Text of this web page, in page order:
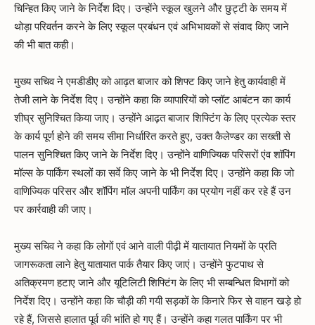
चिन्हित किए जाने के निर्देश दिए। उन्होंने स्कूल खुलने और छुट्टी के समय में
थोड़ा परिवर्तन करने के लिए स्कूल प्रबंधन एवं अभिभावकों से संवाद किए जाने
की भी बात कही।
मुख्य सचिव ने एमडीडीए को आढ़त बाजार को शिफ्ट किए जाने हेतु कार्यवाही में
तेजी लाने के निर्देश दिए। उन्होंने कहा कि व्यापारियों को प्लॉट आबंटन का कार्य
शीघ्र सुनिश्चित किया जाए। उन्होंने आढ़त बाजार शिफ्टिंग के लिए प्रत्येक स्तर
के कार्य पूर्ण होने की समय सीमा निर्धारित करते हुए, उक्त कैलेण्डर का सख्ती से
पालन सुनिश्चित किए जाने के निर्देश दिए। उन्होंने वाणिज्यिक परिसरों एंव शॉपिंग
मॉल्स के पार्किंग स्थलों का सर्वे किए जाने के भी निर्देश दिए। उन्होंने कहा कि जो
वाणिज्यिक परिसर और शॉपिंग मॉल अपनी पार्किंग का प्रयोग नहीं कर रहे हैं उन
पर कार्रवाही की जाए।
मुख्य सचिव ने कहा कि लोगों एवं आने वाली पीढ़ी में यातायात नियमों के प्रति
जागरूकता लाने हेतु यातायात पार्क तैयार किए जाएं। उन्होंने फुटपाथ से
अतिक्रमण हटाए जाने और यूटिलिटी शिफ्टिंग के लिए भी सम्बन्धित विभागों को
निर्देश दिए। उन्होंने कहा कि चौड़ी की गयी सड़कों के किनारे फिर से वाहन खड़े हो
रहे हैं, जिससे हालात पूर्व की भांति हो गए हैं। उन्होंने कहा गलत पार्किंग पर भी